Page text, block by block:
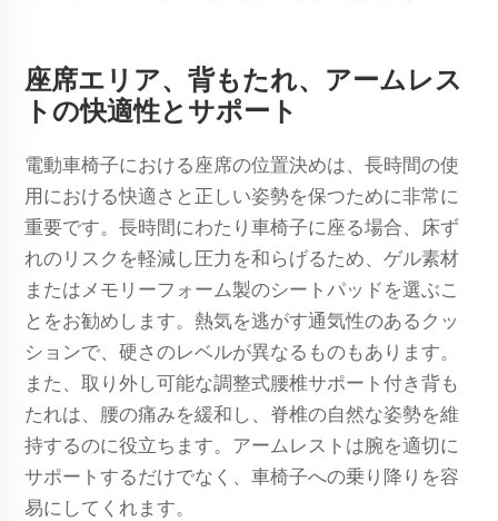
座席エリア、背もたれ、アームレス
トの快適性とサポート
電動車椅子における座席の位置決めは、長時間の使
用における快適さと正しい姿勢を保つために非常に
重要です。長時間にわたり車椅子に座る場合、床ず
れのリスクを軽減し圧力を和らげるため、ゲル素材
またはメモリーフォーム製のシートパッドを選ぶこ
とをお勧めします。熱気を逃がす通気性のあるクッ
ションで、硬さのレベルが異なるものもあります。
また、取り外し可能な調整式腰椎サポート付き背も
たれは、腰の痛みを緩和し、脊椎の自然な姿勢を維
持するのに役立ちます。アームレストは腕を適切に
サポートするだけでなく、車椅子への乗り降りを容
易にしてくれます。